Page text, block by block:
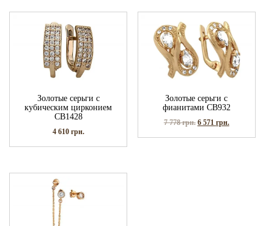
Золотые серьги с
кубическим цирконием
СВ1428
4 610 грн.
Золотые серьги с
фианитами СВ932
7 778грн. 6 571 грн.